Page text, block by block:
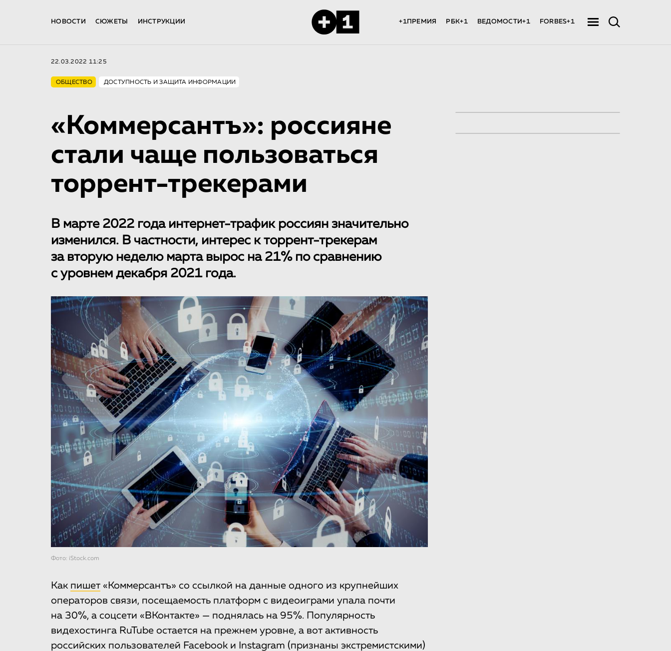
НОВОСТИ СЮЖЕТЫ ИНСТРУКЦИИ +1ПРЕМИЯ РБК+1 ВЕДОМОСТИ+1 FORBES+1
22.03.2022 11:25
ОБЩЕСТВО ДОСТУПНОСТЬ И ЗАЩИТА ИНФОРМАЦИИ
«Коммерсантъ»: россияне
стали чаще пользоваться
торрент-трекерами
В марте 2022 года интернет-трафик россиян значительно
изменился. В частности, интерес к торрент-трекерам
за вторую неделю марта вырос на 21% по сравнению
с уровнем декабря 2021 года.
Фото: iStock.com
Как пишет «Коммерсантъ» со ссылкой на данные одного из крупнейших
операторов связи, посещаемость платформ с видеоиграми упала почти
на 30%, а соцсети «ВКонтакте» — поднялась на 95%. Популярность
видехостинга RuTube остается на прежнем уровне, а вот активность
российских пользователей Facebook и Instagram (признаны экстремистскими)